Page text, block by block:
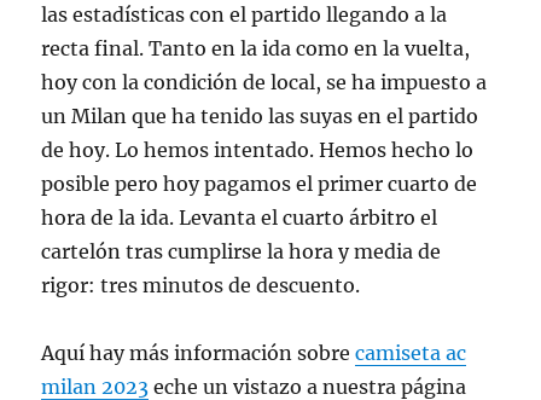
las estadísticas con el partido llegando a la
recta final. Tanto en la ida como en la vuelta,
hoy con la condición de local, se ha impuesto a
un Milan que ha tenido las suyas en el partido
de hoy. Lo hemos intentado. Hemos hecho lo
posible pero hoy pagamos el primer cuarto de
hora de la ida. Levanta el cuarto árbitro el
cartelón tras cumplirse la hora y media de
rigor: tres minutos de descuento.
Aquí hay más información sobrecamiseta ac
milan 2023 eche un vistazo a nuestra página